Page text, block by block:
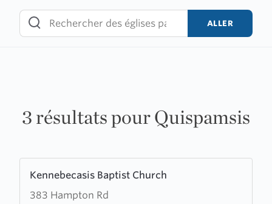
content
ALLER
3 résultats pour Quispamsis
Kennebecasis Baptist Church
383 Hampton Rd
more
about